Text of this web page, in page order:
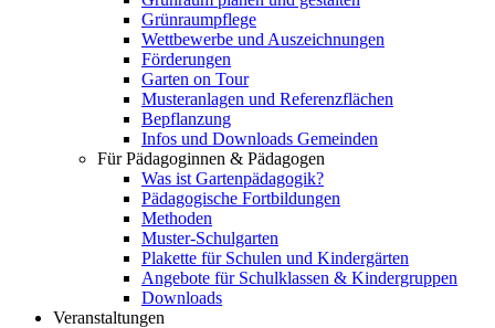
Grünraumpflege
Wettbewerbe und Auszeichnungen
Förderungen
Garten on Tour
Musteranlagen und Referenzflächen
Bepflanzung
Infos und Downloads Gemeinden
Für Pädagoginnen & Pädagogen
Was ist Gartenpädagogik?
Pädagogische Fortbildungen
Methoden
Muster-Schulgarten
Plakette für Schulen und Kindergärten
Angebote für Schulklassen & Kindergruppen
Downloads
Veranstaltungen